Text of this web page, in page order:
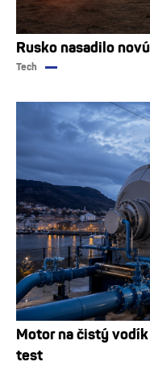
Rusko nasadilo
Tech
Motor na čistý
test